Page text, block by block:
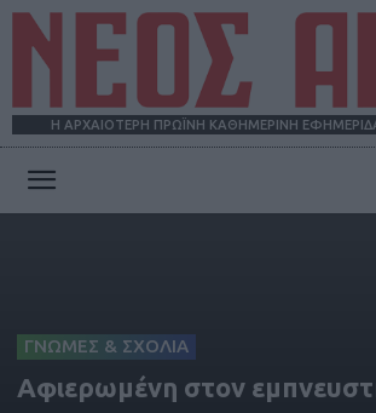
Η ΑΡΧΑΙΟΤΕΡΗ ΠΡΩΪΝΗ ΚΑΘΗΜΕΡΙΝΗ
ΓΝΩΜΕΣ & ΣΧΟΛΙΑ
Αφιερωμένη στον